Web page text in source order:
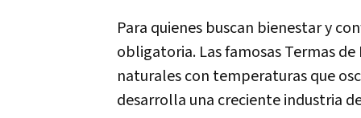
Para quienes buscan bienestar y
obligatoria. Las famosas Termas
naturales con temperaturas que
desarrolla una creciente industria